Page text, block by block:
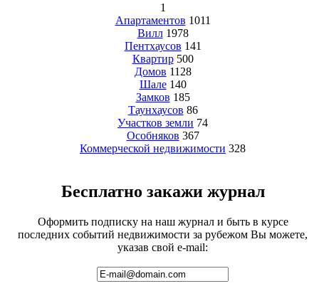
1
Апартаментов 1011
Вилл 1978
Пентхаусов 141
Квартир 500
Домов 1128
Шале 140
Замков 185
Таунхаусов 86
Участков земли 74
Особняков 367
Коммерческой недвижимости 328
Бесплатно закажи журнал
Оформить подписку на наш журнал и быть в курсе
последних событий недвижимости за рубежом Вы можете,
указав свой e-mail: